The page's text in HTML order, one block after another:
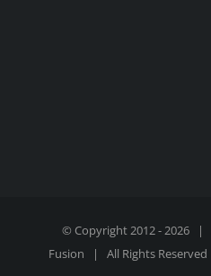
© Copyright 2012 -2026 |
Fusion | All Rights